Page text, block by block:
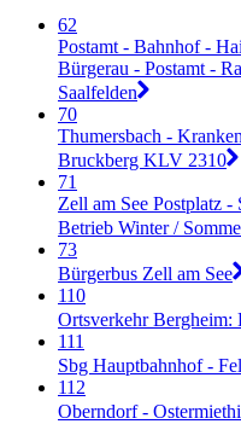
62
Postamt - Bahnhof -
Bürgerau - Postamt -
Saalfelden
70
Thumersbach -
Bruckberg KLV 2310
71
Zell am See Postplatz
Betrieb Winter /
73
Bürgerbus Zell am See
110
Ortsverkehr Bergheim:
111
Sbg Hauptbahnhof -
112
Oberndorf -